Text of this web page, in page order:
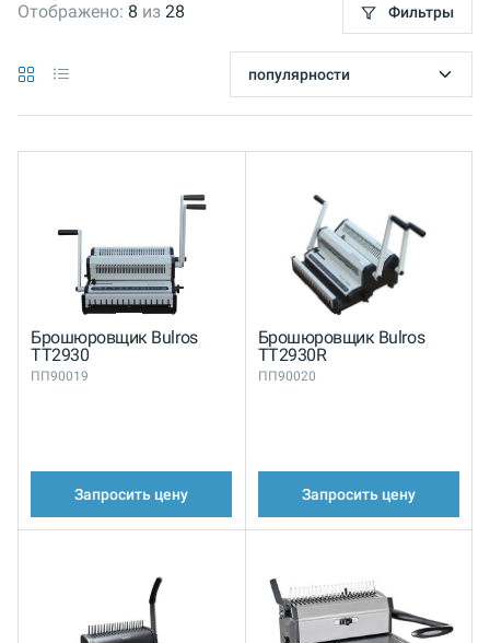
Отображено: 8 из 28 Фильтры
Брошюровщик Bulros
TT2930
ПП90019
Запросить цену
Брошюровщик Bulros
TT2930R
ПП90020
Запросить цену